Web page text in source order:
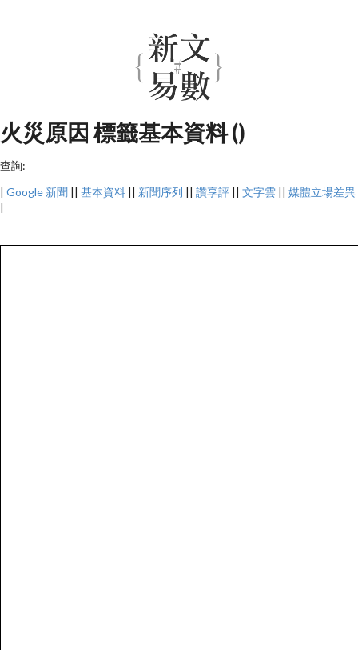
火災原因 標籤基本資料 ()
查詢:
| Google 新聞 || 基本資料 || 新聞序列 || 讚享評 || 文字雲 || 媒體立場差異
|